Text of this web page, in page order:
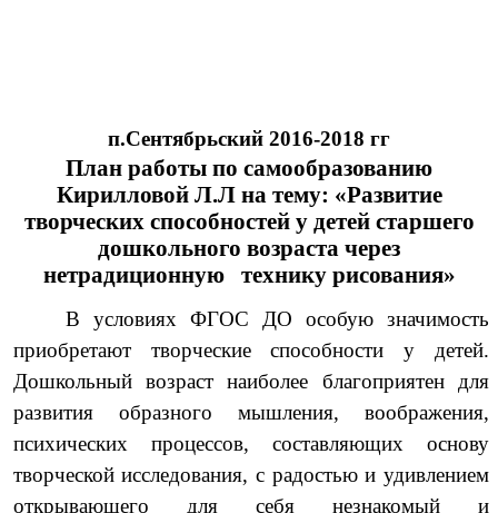
п.Сентябрьский 2016-2018 гг
План работы по самообразованию
Кирилловой Л.Л на тему: «Развитие
творческих способностей у детей старшего
дошкольного возраста через
нетрадиционную технику рисования»
В условиях
ФГОС ДО особую значимость
приобретают творческие способности у детей.
Дошкольный возраст наиболее благоприятен для
развития образного мышления, воображения,
психических процессов, составляющих основу
творческой исследования, с радостью и удивлением
открывающего для себя незнакомый и